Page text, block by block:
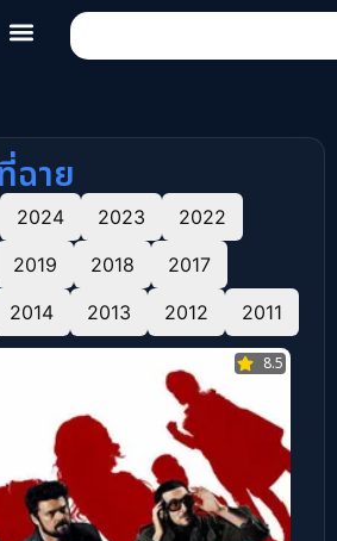
ฉาย
2024 2023
2022
2019 2018
2017
2014 2013 2012 2011
8.5